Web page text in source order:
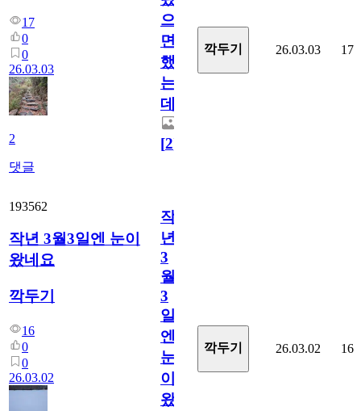
17
0
0
26.03.03
2
댓글
으
면
했
는
데...
[2]
깍두기 26.03.03 17
193562
작년 3월3일엔 눈이
왔네요
깍두기
16
0
0
26.03.02
작
년
3
월
3
일
엔
눈
이
왔
깍두기 26.03.02 16